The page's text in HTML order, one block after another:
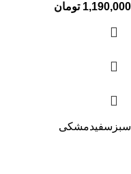
1,190,000 تومان
سبز سفیدمشکی